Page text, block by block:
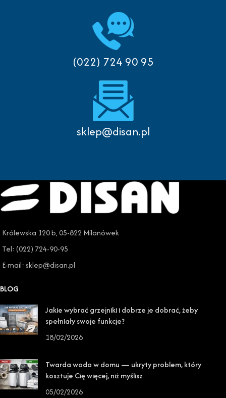
(022) 724 90 95
sklep@disan.pl
Królewska 120 b, 05-822 Milanówek
Tel: (022) 724-90-95
E-mail: sklep@disan.pl
BLOG
Jakie wybrać grzejniki i dobrze je dobrać, żeby
spełniały swoje funkcje?
18/02/2026
Twarda woda w domu — ukryty problem, który
kosztuje Cię więcej, niż myślisz
05/02/2026